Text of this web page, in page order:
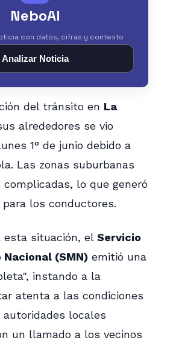
NeboAI
con datos, cifras y contexto
Analizar Noticia
del tránsito en La
alrededores se vio
1° de junio debido a
Las zonas suburbanas
lo que generó
los conductores.
esta situación, el Servicio
(SMN) emitió una
instando a la
atenta a las condiciones
locales
un llamado a los vecinos